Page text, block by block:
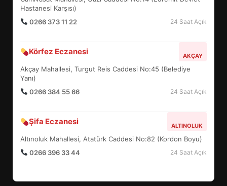
Hastanesi Karşısı)
0266 373 11 22
24 Saat Açık
Körfez Eczanesi AKÇAY
Akçay Mahallesi, Turgut Reis Caddesi No:45 (Belediye
Yanı)
0266 384 55 66
24 Saat Açık
Şifa Eczanesi ALTINOLUK
Altınoluk Mahallesi, Atatürk Caddesi No:82 (Kordon Boyu)
0266 396 33 44
24 Saat Açık
5
6
TURNUVASI KAYITLARI NEYİ
7
YENİ YÖNETİM NASIL
ŞEKİLLENDİ?
HAREKETE GEÇİYOR: GÖZLER